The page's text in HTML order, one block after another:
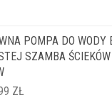
POMPA DO WODY
SZAMBA
ZŁ